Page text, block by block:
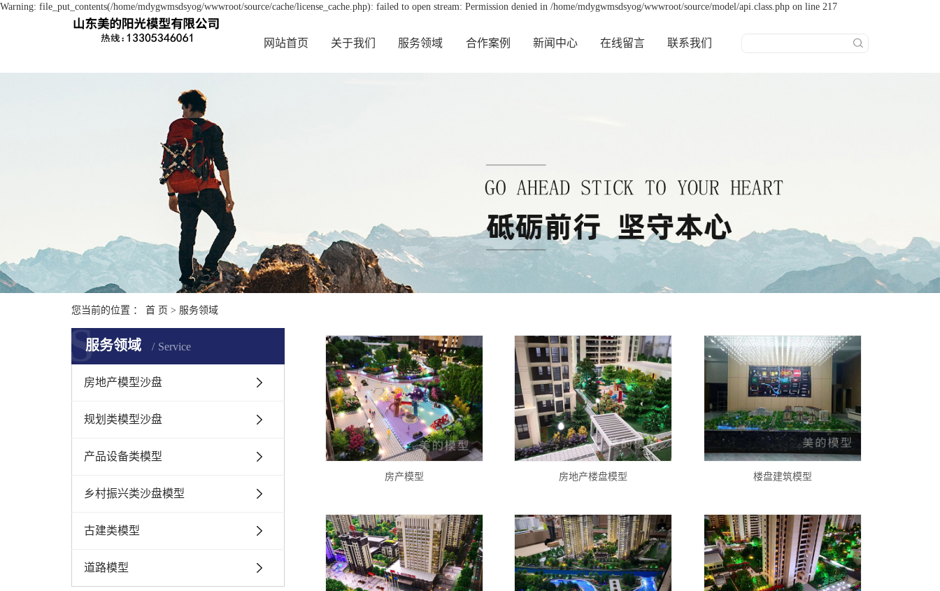
Warning: file_put_contents(/home/mdygwmsdsyog/wwwroot/source/cache/license_cache.php): failed to open stream: Permission denied in /home/mdygwmsdsyog/wwwroot/source/model/api.class.php on line 217
网站首页 关于我们 服务领域 合作案例 新闻中心 在线留言 联系我们
您当前的位置 ： 首 页 > 服务领域
服务领域 Service
S
房地产模型沙盘
规划类模型沙盘
产品设备类模型
乡村振兴类沙盘模型
古建类模型
道路模型
房产模型 房地产楼盘模型 楼盘建筑模型